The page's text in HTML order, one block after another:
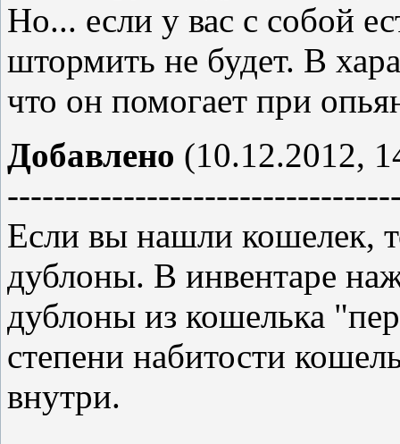
Но... если у вас с собой
штормить не будет. В
что он помогает при
Добавлено (10.12.2012,
Если вы нашли кошелек,
дублоны. В инвентаре
дублоны из кошелька
степени набитости
внутри.